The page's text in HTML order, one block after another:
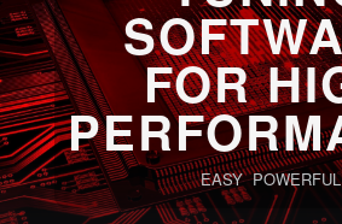
FOR
EASY POWERFUL